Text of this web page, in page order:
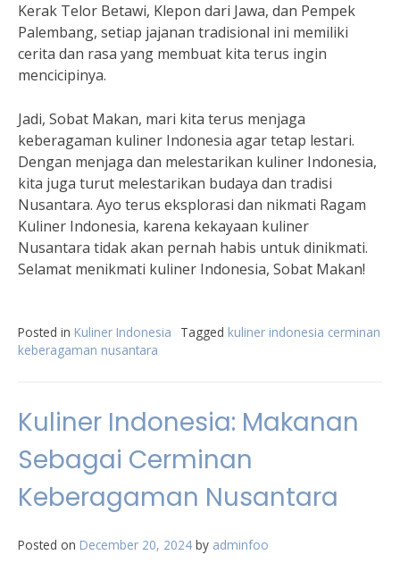
Kerak Telor Betawi, Klepon dari Jawa, dan Pempek
Palembang, setiap jajanan tradisional ini memiliki
cerita dan rasa yang membuat kita terus ingin
mencicipinya.
Jadi, Sobat Makan, mari kita terus menjaga
keberagaman kuliner Indonesia agar tetap lestari.
Dengan menjaga dan melestarikan kuliner Indonesia,
kita juga turut melestarikan budaya dan tradisi
Nusantara. Ayo terus eksplorasi dan nikmati Ragam
Kuliner Indonesia, karena kekayaan kuliner
Nusantara tidak akan pernah habis untuk dinikmati.
Selamat menikmati kuliner Indonesia, Sobat Makan!
Posted in Kuliner Indonesia Tagged kuliner indonesia cerminan
keberagaman nusantara
Kuliner Indonesia: Makanan
Sebagai Cerminan
Keberagaman Nusantara
Posted on December 20, 2024 by adminfoo